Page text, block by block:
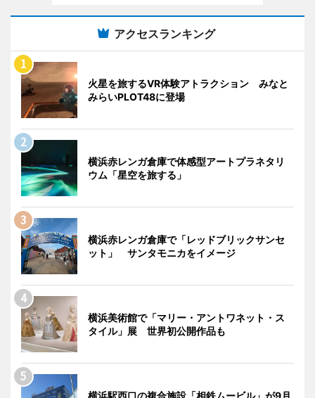
アクセスランキング
火星を旅するVR体験アトラクション みなと
みらいPLOT48に登場
横浜赤レンガ倉庫で体感型アートプラネタリ
ウム「星空を旅する」
横浜赤レンガ倉庫で「レッドブリックサンセ
ット」 サンタモニカをイメージ
横浜美術館で「マリー・アントワネット・ス
タイル」展 世界初公開作品も
横浜駅西口の複合施設「相鉄ムービル」が9月